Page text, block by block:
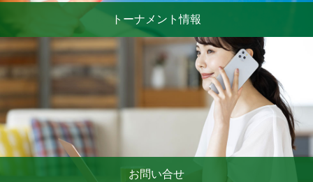
トーナメント情報
お問い合せ